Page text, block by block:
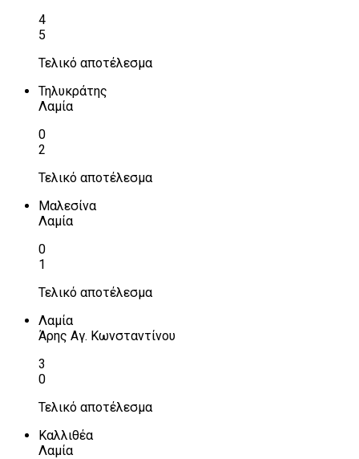
4
5
Τελικό αποτέλεσμα
Τηλυκράτης
Λαμία
0
2
Τελικό αποτέλεσμα
Μαλεσίνα
Λαμία
0
1
Τελικό αποτέλεσμα
Λαμία
Άρης Αγ. Κωνσταντίνου
3
0
Τελικό αποτέλεσμα
Καλλιθέα
Λαμία